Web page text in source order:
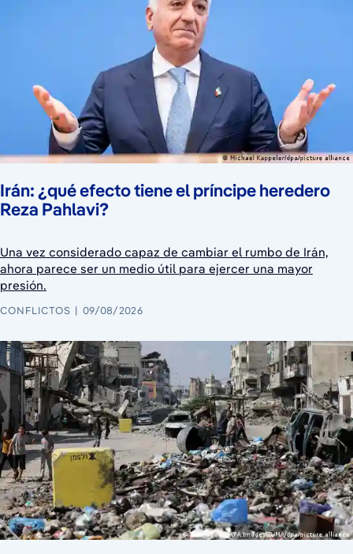
Irán: ¿qué efecto tiene el príncipe heredero
Reza Pahlavi?
Una vez considerado capaz de cambiar el rumbo de Irán,
ahora parece ser un medio útil para ejercer una mayor
presión.
CONFLICTOS 09/08/2026